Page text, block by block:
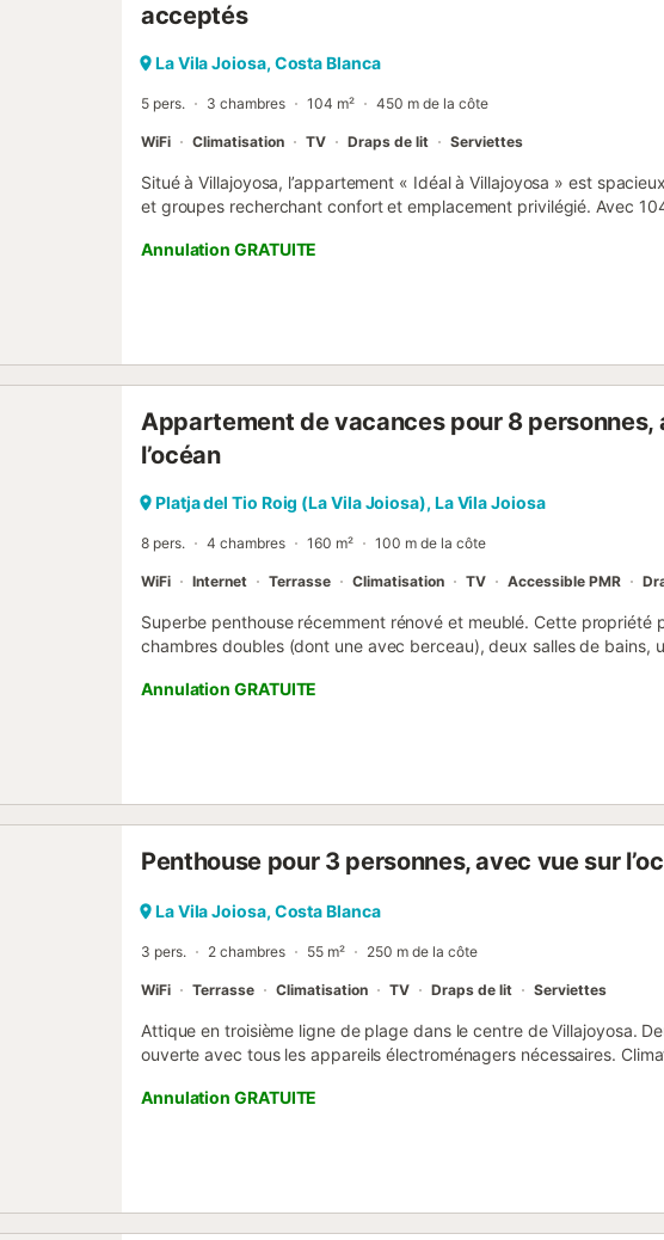
acceptés
La Vila Joiosa, Costa Blanca
5 pers. 3 chambres 104 m² 450 m de la côte
WiFi Climatisation TV Draps de lit Serviettes
Situé à Villajoyosa, l’appartement « Idéal à Villajoyosa » est
et groupes recherchant confort et emplacement privilégié. Avec
chambres confortables pour un repos agréable. Le salon, vaste et
climatisation et offre un espace pour se retrouver, manger ou se
idéale pour des séjours courts ou longs. La salle de bain est
et articles essentiels. Le balcon privé est parfait pour prendre l’air,
Playa Centro, proche des supermarchés, restaurants, commerces
mais proche de tout. Idéal pour familles, couples cherchant de
télétravail. Les animaux sont acceptés sur demande et sous
fêtes sont interdites. Il est important de respec...
Annulation GRATUITE
Appartement de vacances pour 8 personnes,
l’océan
Platja del Tio Roig (La Vila Joiosa), La Vila Joiosa
8 pers. 4 chambres 160 m² 100 m de la côte
WiFi Internet Terrasse Climatisation TV Accessible PMR
Superbe penthouse récemment rénové et meublé. Cette propriété
chambres doubles (dont une avec berceau), deux salles de bains,
avec barbecue, donnant sur le port et la mer Méditerranée.
Annulation GRATUITE
Penthouse pour 3 personnes, avec vue sur
La Vila Joiosa, Costa Blanca
3 pers. 2 chambres 55 m² 250 m de la côte
WiFi Terrasse Climatisation TV Draps de lit Serviettes
Attique en troisième ligne de plage dans le centre de Villajoyosa.
ouverte avec tous les appareils électroménagers nécessaires.
Annulation GRATUITE